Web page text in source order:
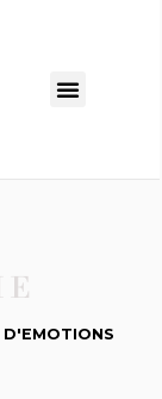
D'EMOTIONS